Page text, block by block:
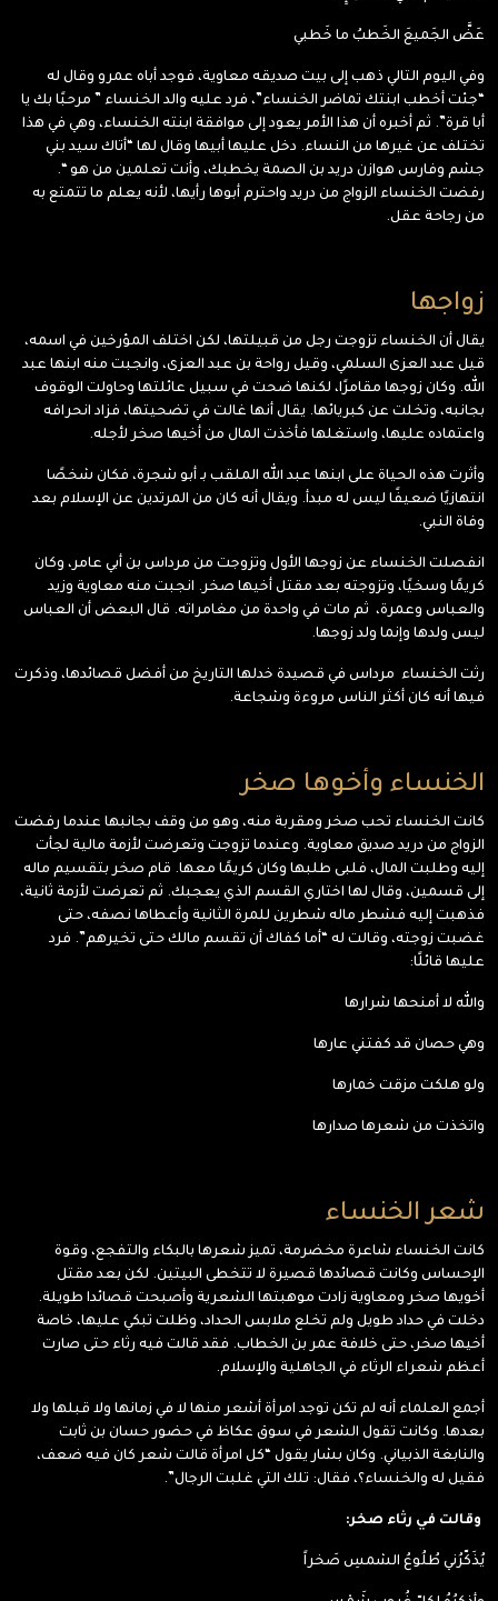
عَضَّ الجَميعَ الخَطبُ ما خَطبي
وفي اليوم التالي ذهب إلى بيت صديقه معاوية، فوجد أباه عمرو وقال له
“جئت أخطب ابنتك تماضر الخنساء”، فرد عليه والد الخنساء ” مرحبًا بك يا
أبا قرة”. ثم أخبره أن هذا الأمر يعود إلى موافقة ابنته الخنساء، وهي في هذا
تختلف عن غيرها من النساء. دخل عليها أبيها وقال لها “أتاك سيد بني
جشم وفارس هوازن دريد بن الصمة يخطبك، وأنت تعلمين من هو “.
رفضت الخنساء الزواج من دريد واحترم أبوها رأيها، لأنه يعلم ما تتمتع به
من رجاحة عقل.
زواجها
يقال أن الخنساء تزوجت رجل من قبيلتها، لكن اختلف المؤرخين في اسمه،
قيل عبد العزى السلمي، وقيل رواحة بن عبد العزى، وانجبت منه ابنها عبد
الله. وكان زوجها مقامرًا، لكنها ضحت في سبيل عائلتها وحاولت الوقوف
بجانبه، وتخلت عن كبريائها. يقال أنها غالت في تضحيتها، فزاد انحرافه
واعتماده عليها، واستغلها فأخذت المال من أخيها صخر لأجله.
وأثرت هذه الحياة على ابنها عبد الله الملقب بـ أبو شجرة، فكان شخصًا
انتهازيًا ضعيفًا ليس له مبدأ. ويقال أنه كان من المرتدين عن الإسلام بعد
وفاة النبي.
انفصلت الخنساء عن زوجها الأول وتزوجت من مرداس بن أبي عامر، وكان
كريمًا وسخيًا، وتزوجته بعد مقتل أخيها صخر. انجبت منه معاوية وزيد
والعباس وعمرة، ثم مات في واحدة من مغامراته. قال البعض أن العباس
ليس ولدها وإنما ولد زوجها.
رثت الخنساء مرداس في قصيدة خدلها التاريخ من أفضل قصائدها، وذكرت
فيها أنه كان أكثر الناس مروءة وشجاعة.
الخنساء وأخوها صخر
كانت الخنساء تحب صخر ومقربة منه، وهو من وقف بجانبها عندما رفضت
الزواج من دريد صديق معاوية. وعندما تزوجت وتعرضت لأزمة مالية لجأت
إليه وطلبت المال، فلبى طلبها وكان كريمًا معها. قام صخر بتقسيم ماله
إلى قسمين، وقال لها اختاري القسم الذي يعجبك. ثم تعرضت لأزمة ثانية،
فذهبت إليه فشطر ماله شطرين للمرة الثانية وأعطاها نصفه، حتى
غضبت زوجته، وقالت له “أما كفاك أن تقسم مالك حتى تخيرهم”. فرد
عليها قائلًا:
والله لا أمنحها شرارها
وهي حصان قد كفتني عارها
ولو هلكت مزقت خمارها
واتخذت من شعرها صدارها
شعر الخنساء
كانت الخنساء شاعرة مخضرمة، تميز شعرها بالبكاء والتفجع، وقوة
الإحساس وكانت قصائدها قصيرة لا تتخطى البيتين. لكن بعد مقتل
أخويها صخر ومعاوية زادت موهبتها الشعرية وأصبحت قصائدا طويلة.
دخلت في حداد طويل ولم تخلع ملابس الحداد، وظلت تبكي عليها، خاصة
أخيها صخر، حتى خلافة عمر بن الخطاب. فقد قالت فيه رثاء حتى صارت
أعظم شعراء الرثاء في الجاهلية والإسلام.
أجمع العلماء أنه لم تكن توجد امرأة أشعر منها لا في زمانها ولا قبلها ولا
بعدها. وكانت تقول الشعر في سوق عكاظ في حضور حسان بن ثابت
والنابغة الذبياني. وكان بشار يقول “كل امرأة قالت شعر كان فيه ضعف،
فقيل له والخنساء؟، فقال: تلك التي غلبت الرجال”.
وقالت في رثاء صخر:
يُذَكّرُني طُلُوعُ الشمسِ صَخراً